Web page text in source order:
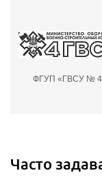
ФГУП «ГВСУ №
Часто